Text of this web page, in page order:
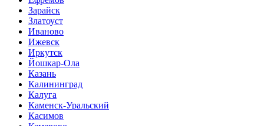
Зарайск
Златоуст
Иваново
Ижевск
Иркутск
Йошкар-Ола
Казань
Калининград
Калуга
Каменск-Уральский
Касимов